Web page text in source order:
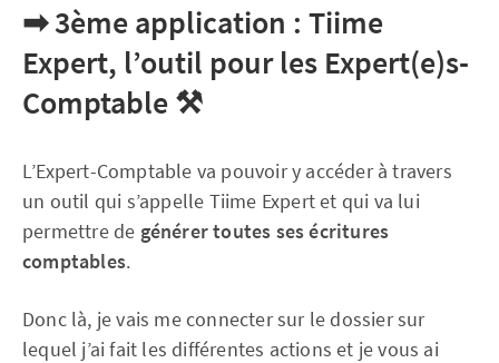
➡ 3ème application : Tiime
Expert, l’outil pour les Expert(e)s-
Comptable⚒
L’Expert-Comptable va pouvoir y accéder à travers
un outil qui s’appelle Tiime Expert et qui va lui
permettre de générer toutes ses écritures
comptables.
Donc là, je vais me connecter sur le dossier sur
lequel j’ai fait les différentes actions et je vous ai